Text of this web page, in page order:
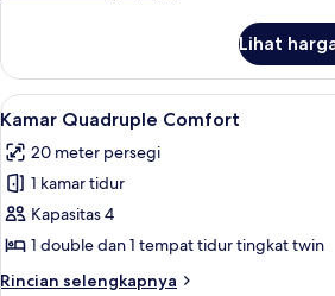
Kamar
Triple
Comfort
Lihat
Lihat
semua
foto
untuk
Kamar
Quadruple
Comfort
Minibar,
4
Kamar Quadruple Comfort
20 meter persegi
1 kamar tidur
Kapasitas 4
1 double dan 1 tempat tidur tingkat twin
Rincian selengkapnya
Rincian